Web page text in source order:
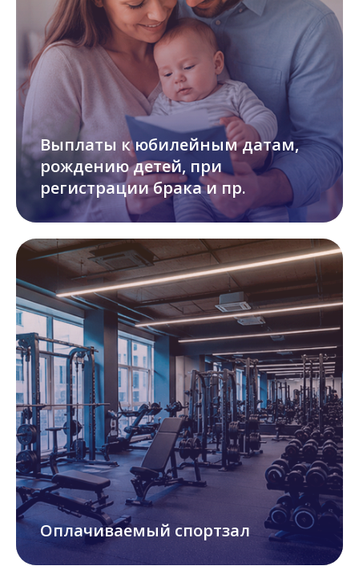
Выплаты к юбилейным датам,
рождению детей, при
регистрации брака и пр.
Оплачиваемый спортзал